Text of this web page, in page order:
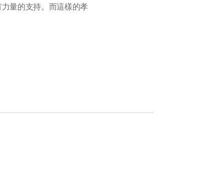
量的支持。而這樣的孝